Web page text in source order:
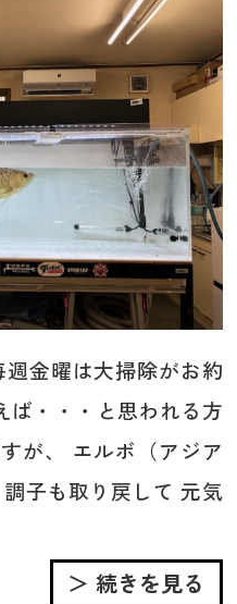
金曜は大掃除がお約
ば・・・と思われる方
が、 エルボ（アジア
子も取り戻して 元気
＞ 続きを見る